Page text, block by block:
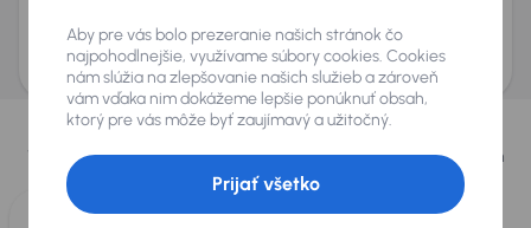
AURES Holdings a.s., so sídlom Dopravákov 874/15, Čimice, 184 00 Praha 8 bude
uchovávať a spracovávať vaše osobné údaje v súlade so zásadami ochrany a
spracovania osobných údajov.
Vybrali sme pre vás
Vyberáme pre vás tienajlepšie vozidláz našej ponuky. Každý deň
pre vás vykúpimeaž 400 vozidiel
Aby pre vás bolo prezeranie našich stránok čo
najpohodlnejšie, využívame súbory cookies. Cookies
nám slúžia na zlepšovanie našich služieb a zároveň
vám vďaka nim dokážeme lepšie ponúknuť obsah,
ktorý pre vás môže byť zaujímavý a užitočný.
Prijať všetko